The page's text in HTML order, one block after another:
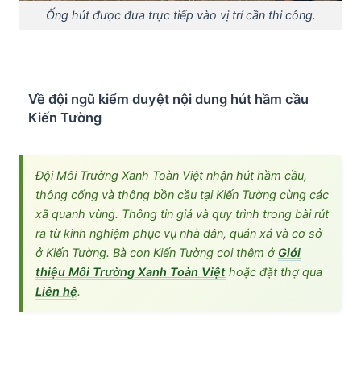
Ống hút được đưa trực tiếp vào vị trí cần thi công.
Về đội ngũ kiểm duyệt nội dung hút hầm cầu
Kiến Tường
Đội Môi Trường Xanh Toàn Việt nhận hút hầm cầu,
thông cống và thông bồn cầu tại Kiến Tường cùng các
xã quanh vùng. Thông tin giá và quy trình trong bài rút
ra từ kinh nghiệm phục vụ nhà dân, quán xá và cơ sở
ở Kiến Tường. Bà con Kiến Tường coi thêm ở Giới
thiệu Môi Trường Xanh Toàn Việt hoặc đặt thợ qua
Liên hệ.